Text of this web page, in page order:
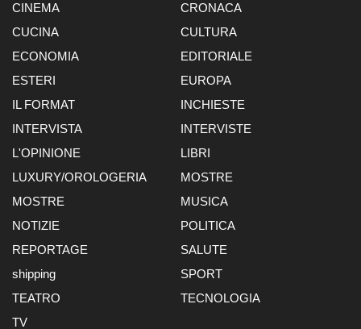
CINEMA
CRONACA
CUCINA
CULTURA
ECONOMIA
EDITORIALE
ESTERI
EUROPA
IL FORMAT
INCHIESTE
INTERVISTA
INTERVISTE
L'OPINIONE
LIBRI
LUXURY/OROLOGERIA
MOSTRE
MOSTRE
MUSICA
NOTIZIE
POLITICA
REPORTAGE
SALUTE
shipping
SPORT
TEATRO
TECNOLOGIA
TV